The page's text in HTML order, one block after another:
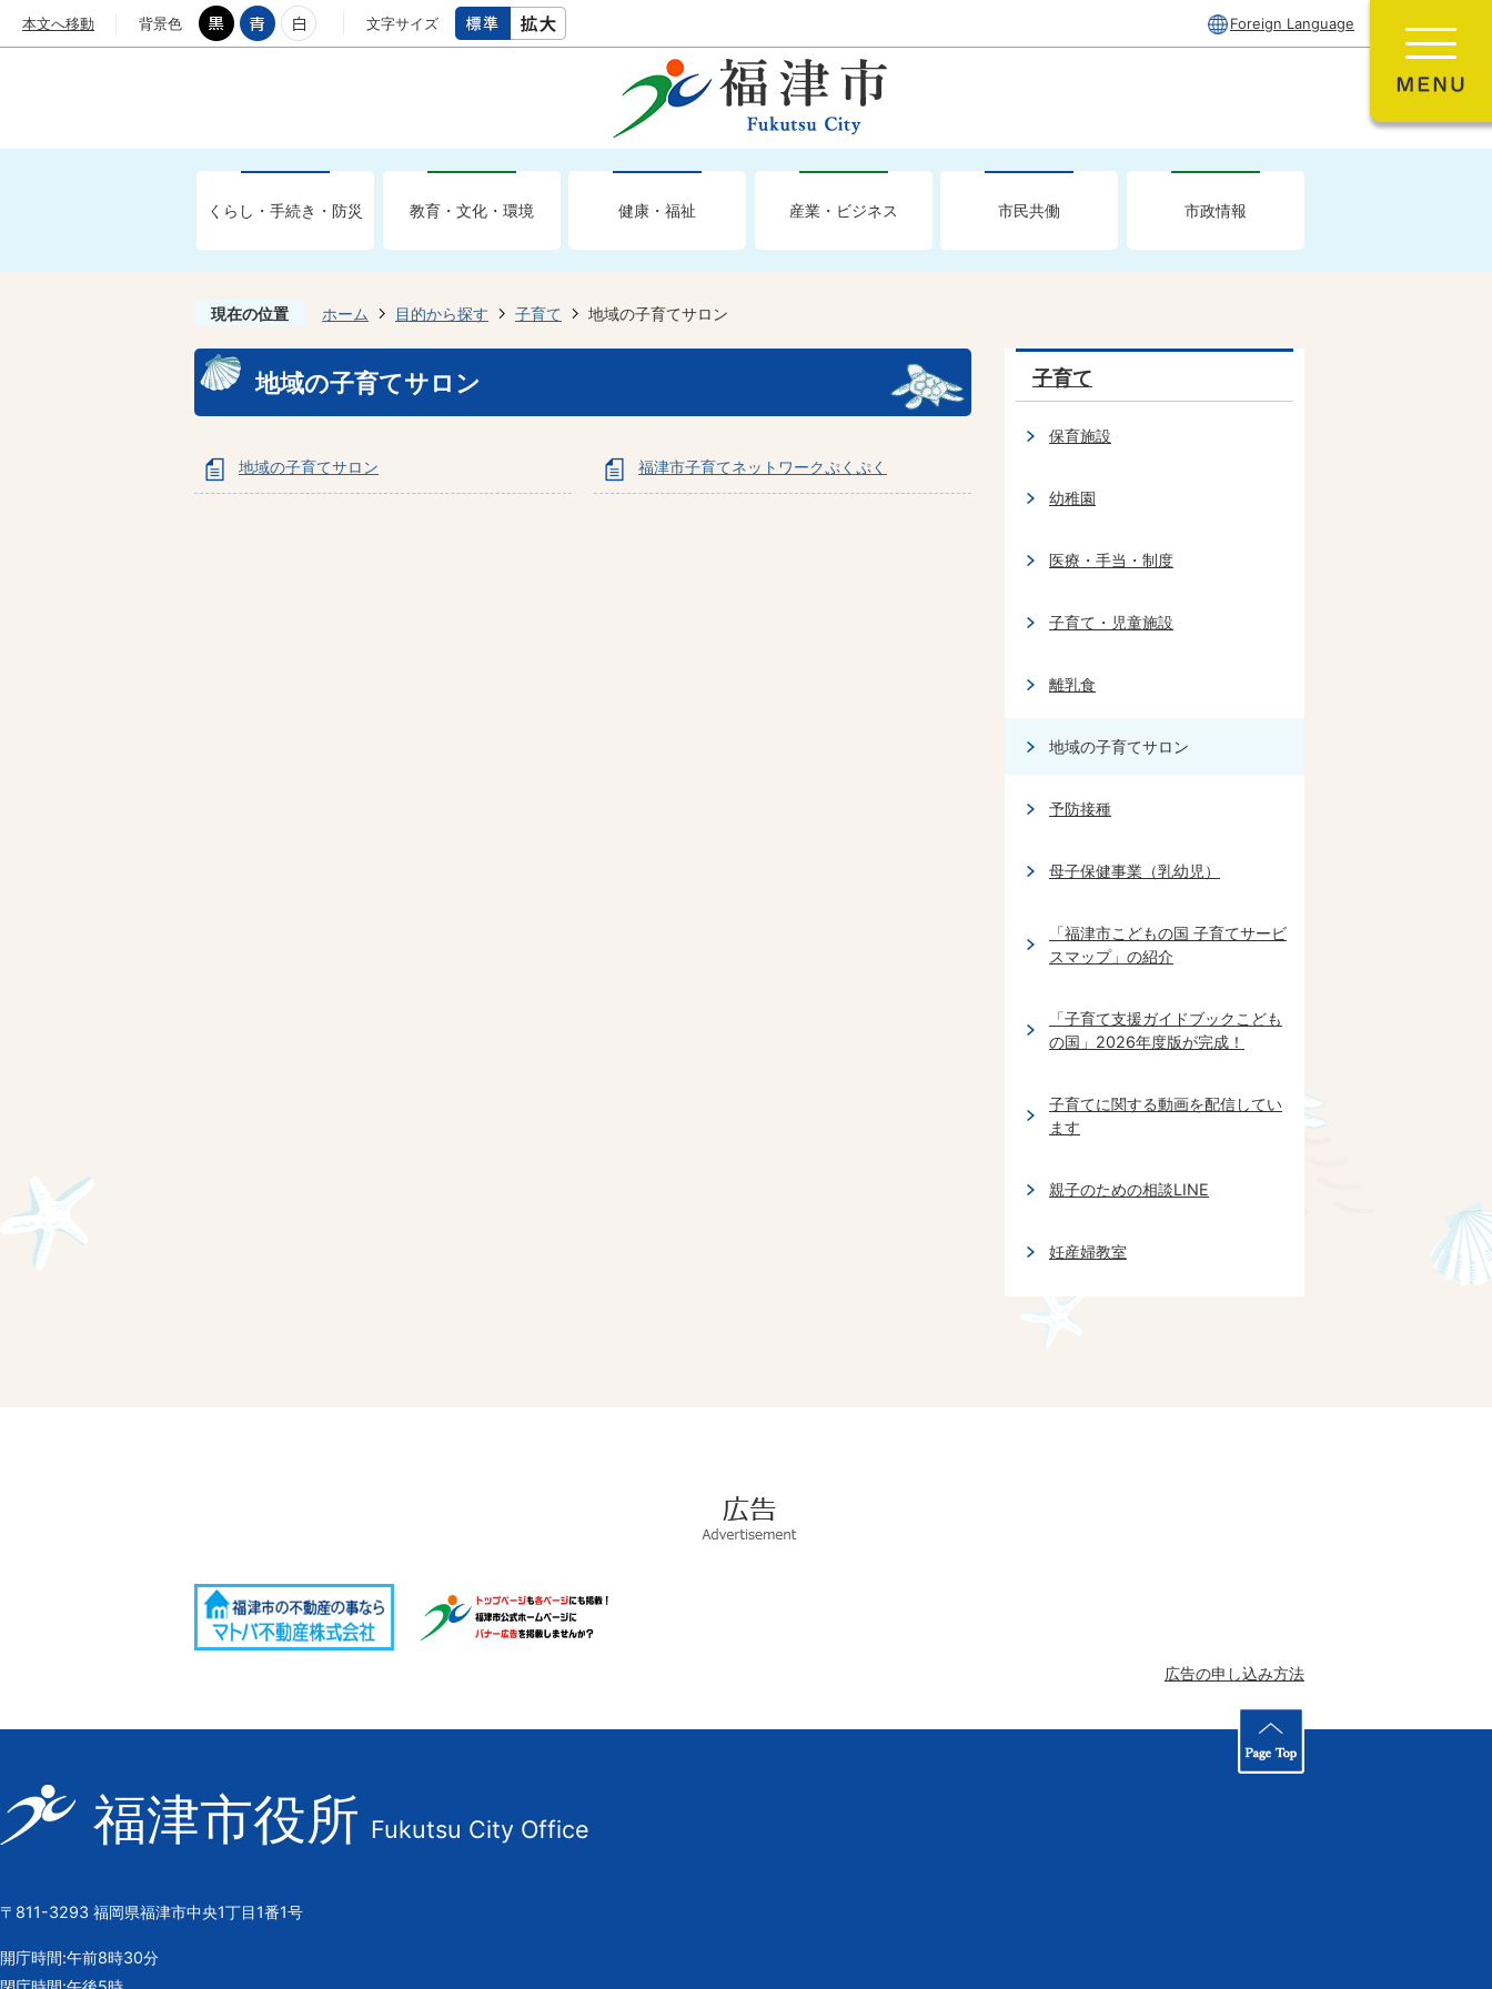
本文へ移動 背景色 文字サイズ Foreign Language
くらし・手続き・防災 教育・文化・環境 健康・福祉 産業・ビジネス 市民共働 市政情報
現在の位置 ホーム 目的から探す 子育て 地域の子育てサロン
地域の子育てサロン
地域の子育てサロン 福津市子育てネットワークぷくぷく
子育て
保育施設
幼稚園
医療・手当・制度
子育て・児童施設
離乳食
地域の子育てサロン
予防接種
母子保健事業（乳幼児）
「福津市こどもの国 子育てサービ
スマップ」の紹介
「子育て支援ガイドブックこども
の国」2026年度版が完成！
子育てに関する動画を配信してい
ます
親子のための相談LINE
妊産婦教室
告
広告の申し込み方法
福
津
市
章
福津市役所 Fukutsu City Office
〒811-3293 福岡県福津市中央1丁目1番1号
開庁時間:午前8時30分